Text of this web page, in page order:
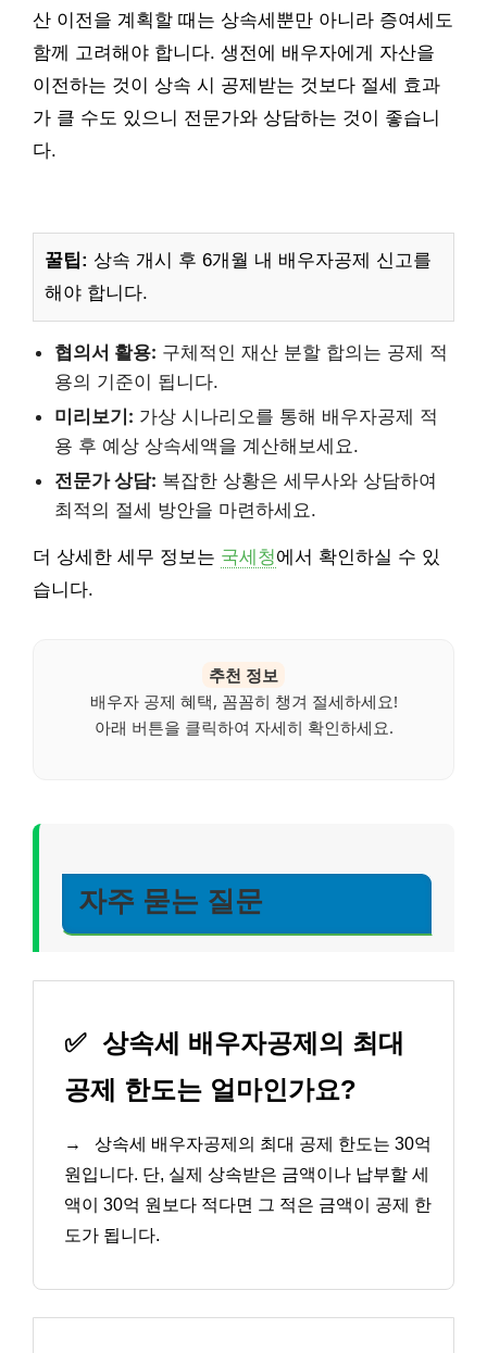
산 이전을 계획할 때는 상속세뿐만 아니라 증여세도
함께 고려해야 합니다. 생전에 배우자에게 자산을
이전하는 것이 상속 시 공제받는 것보다 절세 효과
가 클 수도 있으니 전문가와 상담하는 것이 좋습니
다.
꿀팁: 상속 개시 후 6개월 내 배우자공제 신고를
해야 합니다.
협의서 활용: 구체적인 재산 분할 합의는 공제 적
용의 기준이 됩니다.
미리보기: 가상 시나리오를 통해 배우자공제 적
용 후 예상 상속세액을 계산해보세요.
전문가 상담: 복잡한 상황은 세무사와 상담하여
최적의 절세 방안을 마련하세요.
더 상세한 세무 정보는 국세청에서 확인하실 수 있
습니다.
추천 정보
배우자 공제 혜택, 꼼꼼히 챙겨 절세하세요!
아래 버튼을 클릭하여 자세히 확인하세요.
자주 묻는 질문
✅ 상속세 배우자공제의 최대
공제 한도는 얼마인가요?
→
상속세 배우자공제의 최대 공제 한도는 30억
원입니다. 단, 실제 상속받은 금액이나 납부할 세
액이 30억 원보다 적다면 그 적은 금액이 공제 한
도가 됩니다.